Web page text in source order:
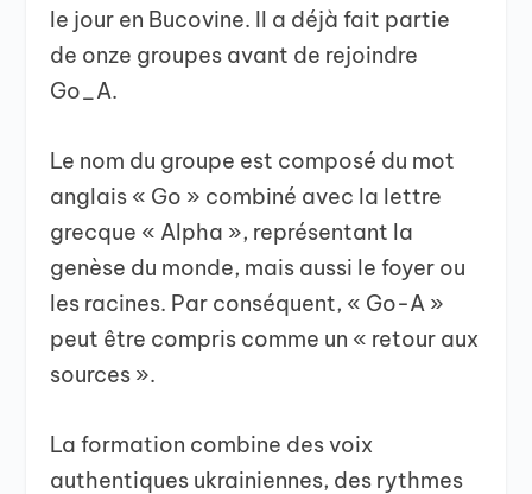
le jour en Bucovine. Il a déjà fait partie
de onze groupes avant de rejoindre
Go_A.
Le nom du groupe est composé du mot
anglais « Go » combiné avec la lettre
grecque « Alpha », représentant la
genèse du monde, mais aussi le foyer ou
les racines. Par conséquent, « Go-A »
peut être compris comme un « retour aux
sources ».
La formation combine des voix
authentiques ukrainiennes, des rythmes